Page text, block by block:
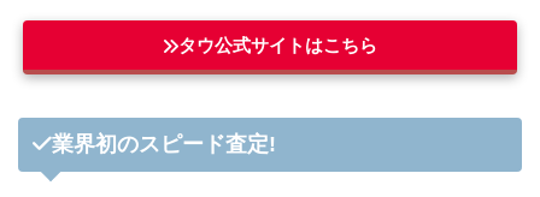
タウ公式サイトはこちら
業界初のスピード査定!